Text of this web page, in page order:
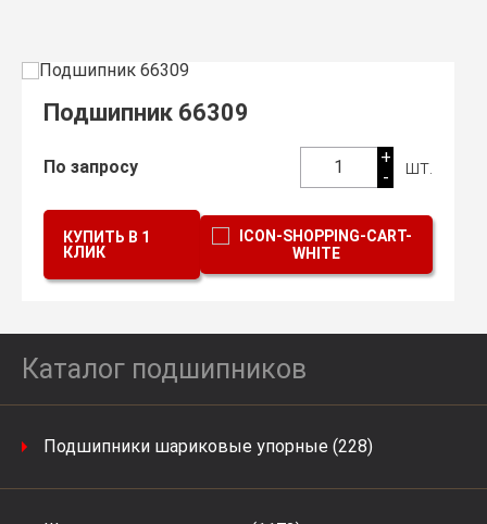
Каталог подшипников
Подшипники шариковые упорные (228)
Подшипник 66309
По запросу 1
+
-
шт.
КУПИТЬ В 1
КЛИК